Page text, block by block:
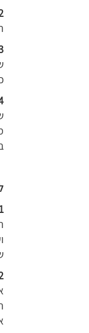
2.
3.
4. בלבול
1.
2. אכילה